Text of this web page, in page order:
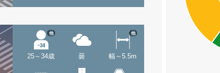
25～34歳
他
曇 幅～5.5m
他